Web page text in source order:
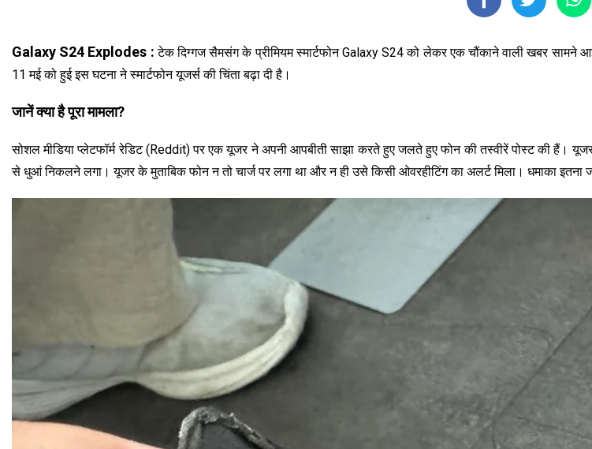
Galaxy S24 Explodes :टेक दिग्गज सैमसंग के प्रीमियम स्मार्टफोन Galaxy S24 को लेकर एक चौंकाने वाली खबर सामने आई
11 मई को हुई इस घटना ने स्मार्टफोन यूजर्स की चिंता बढ़ा दी है।
जानें क्या है पूरा मामला?
सोशल मीडिया प्लेटफॉर्म रेडिट (Reddit) पर एक यूजर ने अपनी आपबीती साझा करते हुए जलते हुए फोन की तस्वीरें पोस्ट की हैं।
से धुआं निकलने लगा। यूजर के मुताबिक फोन न तो चार्ज पर लगा था और न ही उसे किसी ओवरहीटिंग का अलर्ट मिला। धमाका इतना